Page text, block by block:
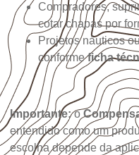
Compradores,
cotar chapas por
Projetos náuticos
conformeficha
Importante:o
entendido como um
escolha depende da